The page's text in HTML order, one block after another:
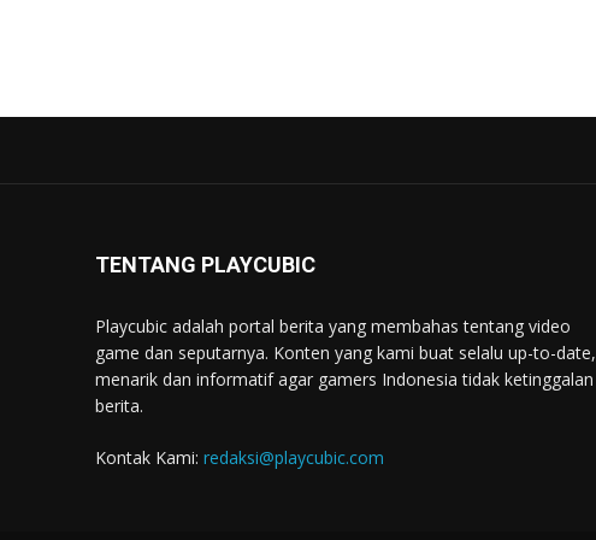
TENTANG PLAYCUBIC
Playcubic adalah portal berita yang membahas tentang video
game dan seputarnya. Konten yang kami buat selalu up-to-date,
menarik dan informatif agar gamers Indonesia tidak ketinggalan
berita.
Kontak Kami: redaksi@playcubic.com